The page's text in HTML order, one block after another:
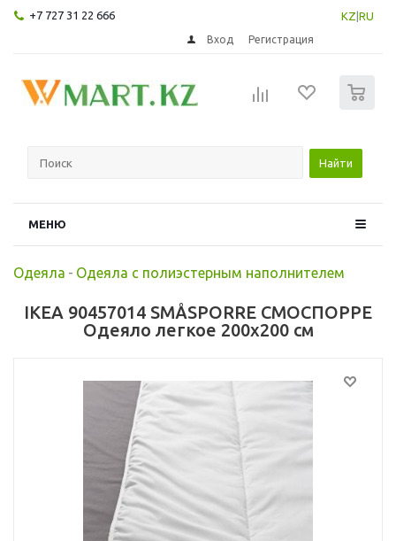
+7 727 31 22 666 KZ RU
Вход Регистрация
Найти
МЕНЮ
Одеяла - Одеяла с полиэстерным наполнителем
IKEA 90457014 SMÅSPORRE СМОСПОРРЕ
Одеяло легкое 200x200 см